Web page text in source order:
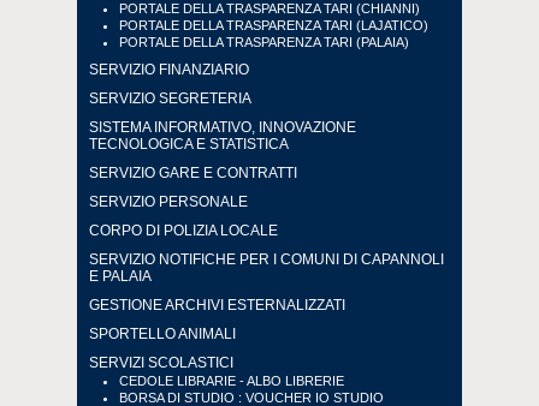
PORTALE DELLA TRASPARENZA TARI (CHIANNI)
PORTALE DELLA TRASPARENZA TARI (LAJATICO)
PORTALE DELLA TRASPARENZA TARI (PALAIA)
SERVIZIO FINANZIARIO
SERVIZIO SEGRETERIA
SISTEMA INFORMATIVO, INNOVAZIONE
TECNOLOGICA E STATISTICA
SERVIZIO GARE E CONTRATTI
SERVIZIO PERSONALE
CORPO DI POLIZIA LOCALE
SERVIZIO NOTIFICHE PER I COMUNI DI CAPANNOLI
E PALAIA
GESTIONE ARCHIVI ESTERNALIZZATI
SPORTELLO ANIMALI
SERVIZI SCOLASTICI
CEDOLE LIBRARIE - ALBO LIBRERIE
BORSA DI STUDIO : VOUCHER IO STUDIO